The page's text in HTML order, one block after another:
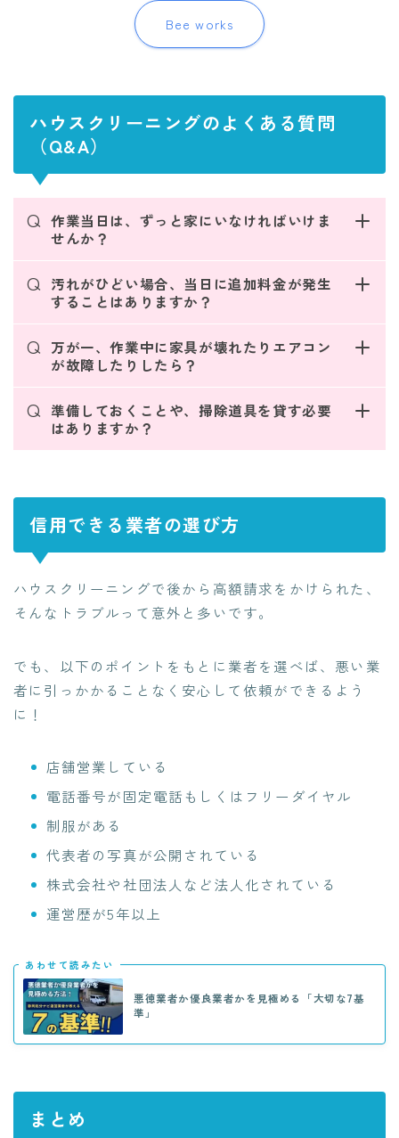
Bee works
ハウスクリーニングのよくある質問
（Q&A）
Q 作業当日は、ずっと家にいなければいけま
せんか？
Q 汚れがひどい場合、当日に追加料金が発生
することはありますか？
Q 万が一、作業中に家具が壊れたりエアコン
が故障したりしたら？
Q 準備しておくことや、掃除道具を貸す必要
はありますか？
信用できる業者の選び方
ハウスクリーニングで後から高額請求をかけられた、
そんなトラブルって意外と多いです。
でも、以下のポイントをもとに業者を選べば、悪い業
者に引っかかることなく安心して依頼ができるよう
に！
店舗営業している
電話番号が固定電話もしくはフリーダイヤル
制服がある
代表者の写真が公開されている
株式会社や社団法人など法人化されている
運営歴が5年以上
あわせて読みたい
悪徳業者か優良業者かを見極める「大切な7基
準」
まとめ